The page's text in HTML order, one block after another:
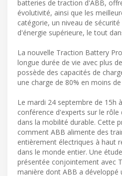
batteries de traction d'ABB,
évolutivité, ainsi que les
catégorie, un niveau de
d'énergie supérieure, le tout
La nouvelle Traction Battery
longue durée de vie avec plus
possède des capacités de
une charge de 80% en moins
Le mardi 24 septembre de 15h
conférence d'experts sur le
dans la mobilité durable. Cette
comment ABB alimente des
entièrement électriques à haut
dans le monde entier. Une
présentée conjointement avec
manière dont ABB a développé